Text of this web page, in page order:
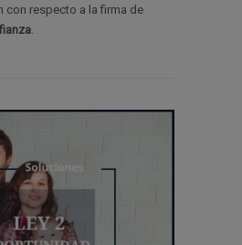
con respecto a la firma de
fianza.